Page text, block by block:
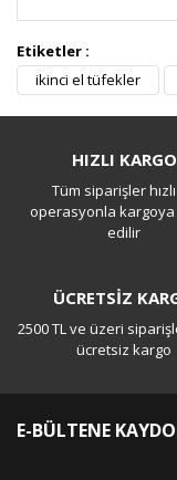
Bu
Etiketler :
ikinci el tüfekler
HIZLI KARGO
Tüm siparişler
operasyonla kargoya
edilir
ÜCRETSİZ
2500 TL ve üzeri
ücretsiz kargo
E-BÜLTENE